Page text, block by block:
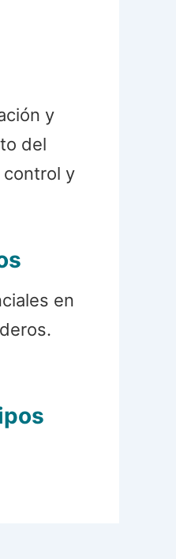
y
del
control y
en